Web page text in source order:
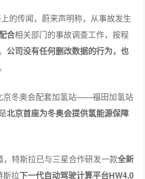
的传闻，蔚来声明称，从事故发生
合相关部门的事故调查工作，按程
公司没有任何删改数据的行为，也
京冬奥会配套加氢站——福田加氢站
北京首座为冬奥会提供氢能源保障
特斯拉已与三星合作研发一款全新
斯拉下一代自动驾驶计算平台HW4.0